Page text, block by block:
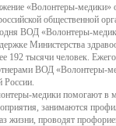
«Волонтеры-медики»
общественной
ВОД «Волонтеры-
Министерства
192 тысячи человек.
ВОД «Волонтеры-
России.
медики помогают в
занимаются
жизни, проводят